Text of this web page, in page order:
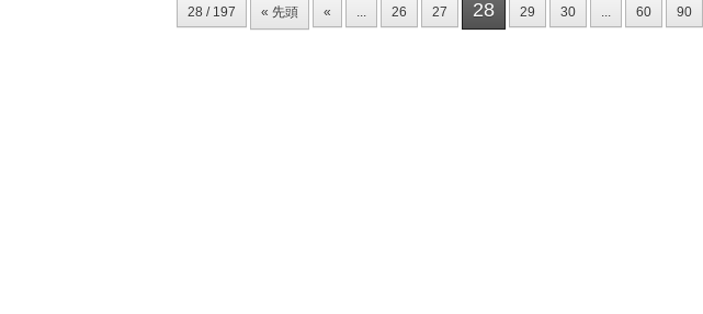
28 / 197 « 先頭 « ... 26 27 28 29 30 ... 60 90